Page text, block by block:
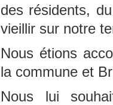
des résidents,
vieillir sur notre
Nous étions
la commune et
Nous lui